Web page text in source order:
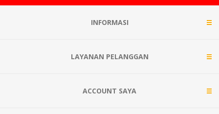
INFORMASI
LAYANAN PELANGGAN
ACCOUNT SAYA